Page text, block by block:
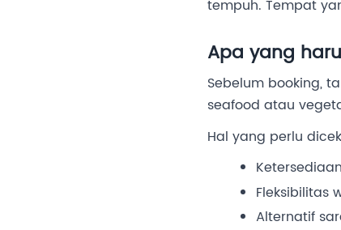
tempuh. Tempat
Apa yang
Sebelum booking,
seafood atau
Hal yang perlu
Fleksibilitas
Alternatif